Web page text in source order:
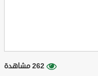
262 مشاهدة